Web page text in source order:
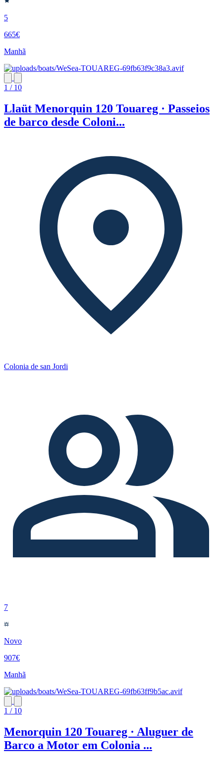
5
665€
Manhã
1 / 10
Llaüt Menorquin 120 Touareg · Passeios
de barco desde Coloni...
Colonia de san Jordi
7
Novo
907€
Manhã
1 / 10
Menorquin 120 Touareg · Aluguer de
Barco a Motor em Colonia ...